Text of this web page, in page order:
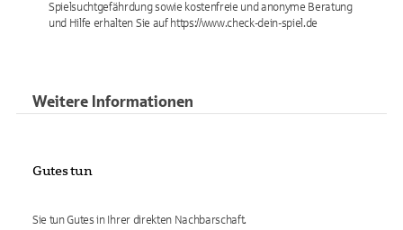
Spielsuchtgefährdung sowie kostenfreie und anonyme Beratung
und Hilfe erhalten Sie auf https://www.check-dein-spiel.de
Weitere Informationen
Gutes tun
Sie tun Gutes in Ihrer direkten Nachbarschaft.